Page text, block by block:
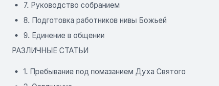
7. Руководство собранием
8. Подготовка работников нивы Божьей
9. Единение в общении
РАЗЛИЧНЫЕ СТАТЬИ
1. Пребывание под помазанием Духа Святого